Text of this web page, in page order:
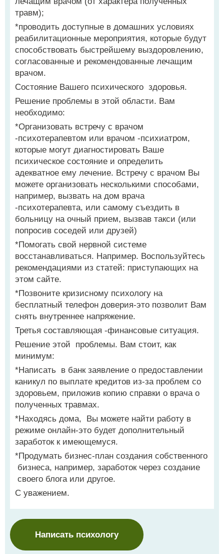
травм);
*проводить доступные в домашних условиях
реабилитационные мероприятия, которые будут
способствовать быстрейшему выздоровлению,
согласованные и рекомендованные лечащим
врачом.
Состояние Вашего психического здоровья.
Решение проблемы в этой области. Вам
необходимо:
*Организовать встречу с врачом
-психотерапевтом или врачом -психиатром,
которые могут диагностировать Ваше
психическое состояние и определить
адекватное ему лечение. Встречу с врачом Вы
можете организовать несколькими способами,
например, вызвать на дом врача
-психотерапевта, или самому съездить в
больницу на очный прием, вызвав такси (или
попросив соседей или друзей)
*Помогать свой нервной системе
восстанавливаться. Например. Воспользуйтесь
рекомендациями из статей: приступающих на
этом сайте.
*Позвоните кризисному психологу на
бесплатный телефон доверия-это позволит Вам
снять внутреннее напряжение.
Третья составляющая -финансовые ситуация.
Решение этой проблемы. Вам стоит, как
минимум:
*Написать в банк заявление о предоставлении
каникул по выплате кредитов из-за проблем со
здоровьем, приложив копию справки о врача о
полученных травмах.
*Находясь дома, Вы можете найти работу в
режиме онлайн-это будет дополнительный
заработок к имеющемуся.
*Продумать бизнес-план создания собственного
бизнеса, например, заработок через создание
своего блога или другое.
С уважением.
Написать психологу